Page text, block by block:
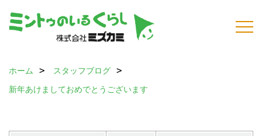
ホーム
スタッフブログ
新年あけましておめでとうございます